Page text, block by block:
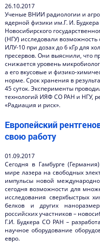
26.10.2017
Ученые ВНИИ радиологии и
ядерной физики им.Г. И.
Новосибирского
(НГУ) исследовали возможность
ИЛУ-10 при дозах до 6 кГр для
пресервов. Они выяснили, что
снижается уровень
а его вкусовые и физико-
норме. Срок хранения в
45 суток. Эксперименты
технологий ИЯФ СО РАН и НГУ,
«Радиация и риск».
Европейский
свою работу
01.09.2017
Сегодня в Гамбурге
мире лазера на свободных
импульсы новой
сегодня возможности для
исследования сверхбыстрых
белков и других
российских участников –
Г.И. Будкера СО РАН –
научное оборудование
евро.